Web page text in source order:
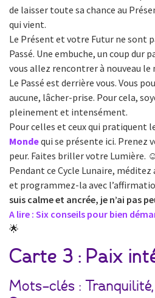
de laisser toute sa chance au
qui vient.
Le Présent et votre Futur ne sont
Passé. Une embuche, un coup dur
vous allez rencontrer à nouveau
Le Passé est derrière vous. Vous
aucune, lâcher-prise. Pour cela,
pleinement et intensément.
Pour celles et ceux qui pratiquent
Mondequi se présente ici. Prenez
peur. Faites briller votre Lumière. ☺️
Pendant ce Cycle Lunaire, méditez
et programmez-la avec
suis calme et ancrée, je n’ai pas
A lire : Six conseils pour bien
🌟
Carte 3 : Paix
Mots-clés :